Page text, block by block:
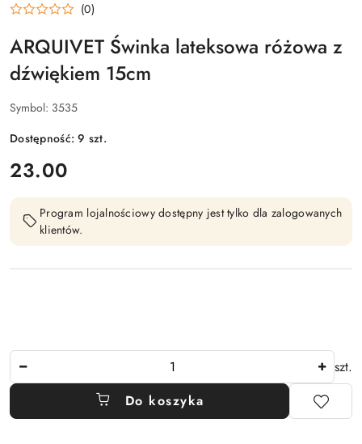
(0)
ARQUIVET Świnka lateksowa różowa z
dźwiękiem 15cm
Symbol: 3535
Dostępność:9 szt.
cena:
23.00
Program lojalnościowy dostępny jest tylko dla zalogowanych
klientów.
szt.
Do koszyka